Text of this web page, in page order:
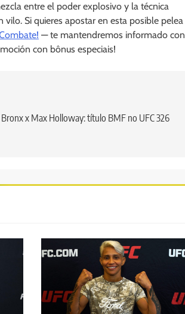
entre el poder explosivo y la técnica
Si quieres apostar en esta posible pelea
— te mantendremos informado con
con bônus especiais!
Bronx x Max Holloway: título BMF no UFC 326